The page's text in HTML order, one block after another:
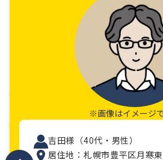
※画像はイメージで
吉田様（40代・男性）
居住地：札幌市豊平区月寒東